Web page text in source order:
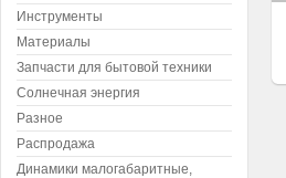
Инструменты
Материалы
Запчасти для бытовой техники
Солнечная энергия
Разное
Распродажа
Динамики малогабаритные,